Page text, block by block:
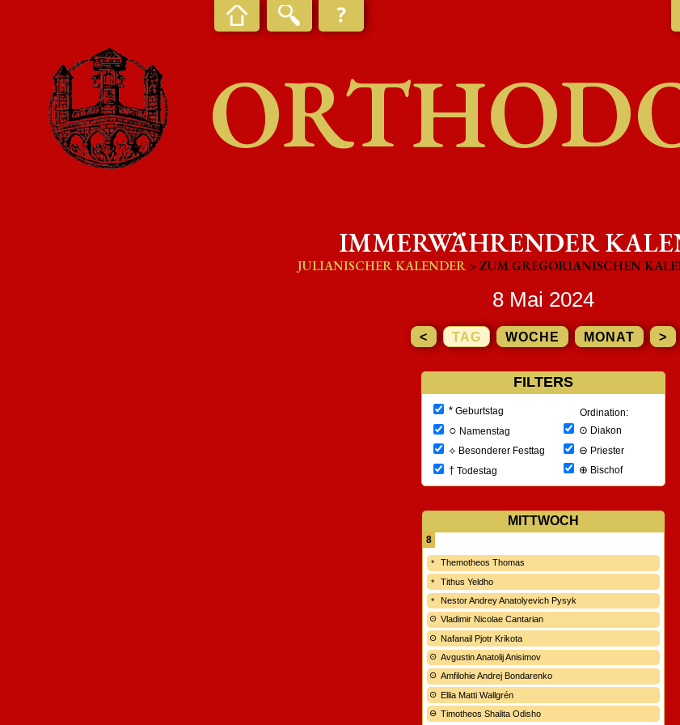
IMMERWÄHRENDER
JULIANISCHER KALENDER > ZUM GREGORIANISCHEN
8 Mai 2024
< TAG WOCHE MONAT >
FILTERS
*Geburtstag
○ Namenstag
⟡ Besonderer Festtag
†Todestag
Ordination:
⊙ Diakon
⊖ Priester
⊕ Bischof
MITTWOCH
8
Themotheos Thomas
Tithus Yeldho
Nestor Andrey Anatolyevich Pysyk
Vladimir Nicolae Cantarian
Nafanail Pjotr Krikota
Avgustin Anatolij Anisimov
Amfilohie Andrej Bondarenko
Ellia Matti Wallgrén
Timotheos Shalita Odisho